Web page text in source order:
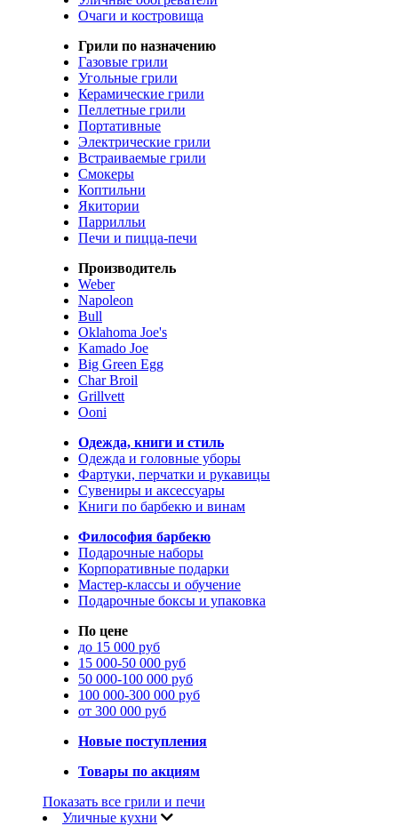
Очаги и костровища
Грили по назначению
Газовые грили
Угольные грили
Керамические грили
Пеллетные грили
Портативные
Электрические грили
Встраиваемые грили
Смокеры
Коптильни
Якитории
Паррилльи
Печи и пицца-печи
Производитель
Weber
Napoleon
Bull
Oklahoma Joe's
Kamado Joe
Big Green Egg
Char Broil
Grillvett
Ooni
Одежда, книги и стиль
Одежда и головные уборы
Фартуки, перчатки и рукавицы
Сувениры и аксессуары
Книги по барбекю и винам
Философия барбекю
Подарочные наборы
Корпоративные подарки
Мастер-классы и обучение
Подарочные боксы и упаковка
По цене
до 15 000 руб
15 000-50 000 руб
50 000-100 000 руб
100 000-300 000 руб
от 300 000 руб
Новые поступления
Товары по акциям
Показать все грили и печи
Уличные кухни